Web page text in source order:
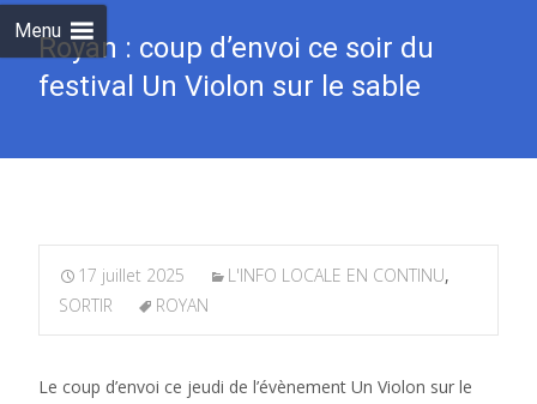
Menu
Royan : coup d’envoi ce soir du
festival Un Violon sur le sable
17 juillet 2025 L'INFO LOCALE EN CONTINU,
SORTIR
ROYAN
Le coup d’envoi ce jeudi de l’évènement Un Violon sur le